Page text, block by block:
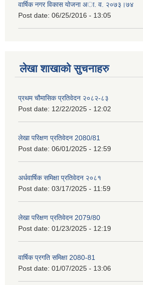
वार्षिक नगर विकास योजना अा. व. २०७३।७४
Post date: 06/25/2016 - 13:05
लेखा शाखाको सुचनाहरु
प्रथम चौमासिक प्रतिवेदन २०८२-८३
Post date: 12/22/2025 - 12:02
लेखा परिक्षण प्रतिवेदन 2080/81
Post date: 06/01/2025 - 12:59
अर्धवार्षिक समिक्षा प्रतिवेदन २०८१
Post date: 03/17/2025 - 11:59
लेखा परिक्षण प्रतिवेदन 2079/80
Post date: 01/23/2025 - 12:19
वार्षिक प्रगति समिक्षा 2080-81
Post date: 01/07/2025 - 13:06